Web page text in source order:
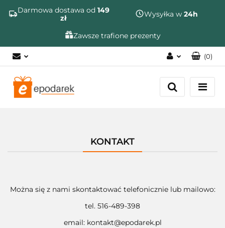
Darmowa dostawa od 149
zł
Wysyłka w 24h
Zawsze trafione prezenty
Szukaj
Zaloguj się
Zarejestruj się
(0)
KONTAKT
Można się z nami skontaktować telefonicznie lub mailowo:
tel. 516-489-398
email: kontakt@epodarek.pl